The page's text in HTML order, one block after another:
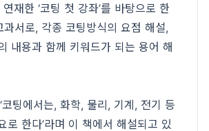
재한 ‘코팅 첫 강좌’를 바탕으로 한
과서로, 각종 코팅방식의 요점 해설,
내용과 함께 키워드가 되는 용어 해
팅에서는, 화학, 물리, 기계, 전기 등
로 한다’라며 이 책에서 해설되고 있